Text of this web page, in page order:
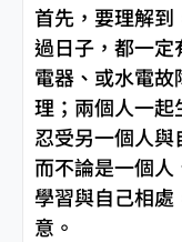
首先，要理解
過日子，都一
電器、或水電
理；兩個人一
忍受另一個人與
而不論是一個
學習與自己相
意。